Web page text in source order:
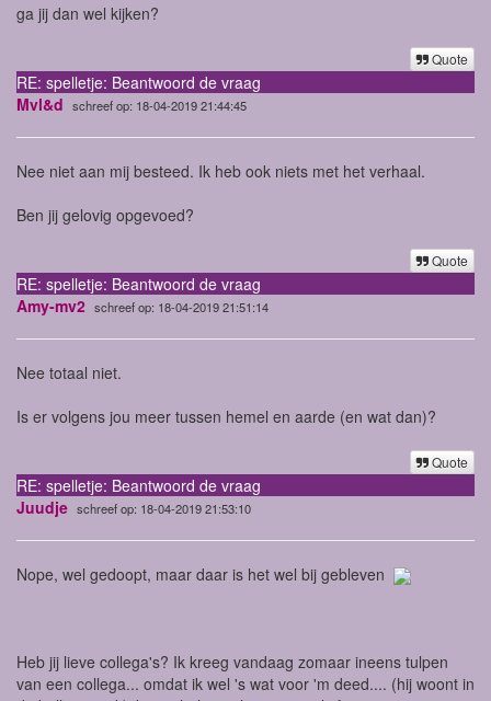
ga jij dan wel kijken?
Quote
RE: spelletje: Beantwoord de vraag
Mvl&d schreef op: 18-04-2019 21:44:45
Nee niet aan mij besteed. Ik heb ook niets met het verhaal.
Ben jij gelovig opgevoed?
Quote
RE: spelletje: Beantwoord de vraag
Amy-mv2 schreef op: 18-04-2019 21:51:14
Nee totaal niet.
Is er volgens jou meer tussen hemel en aarde (en wat dan)?
Quote
RE: spelletje: Beantwoord de vraag
Juudje schreef op: 18-04-2019 21:53:10
Nope, wel gedoopt, maar daar is het wel bij gebleven
Heb jij lieve collega's? Ik kreeg vandaag zomaar ineens tulpen
van een collega... omdat ik wel 's wat voor 'm deed.... (hij woont in